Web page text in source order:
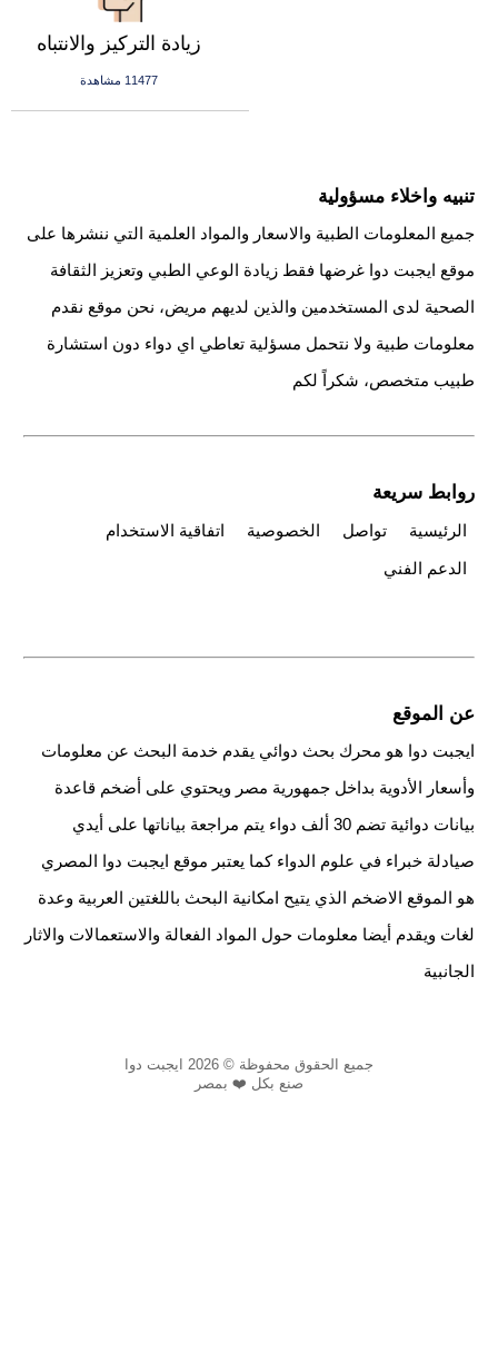
زيادة التركيز والانتباه
11477 مشاهدة
تنبيه واخلاء مسؤولية
جميع المعلومات الطبية والاسعار والمواد العلمية التي ننشرها على
موقع ايجبت دوا غرضها فقط زيادة الوعي الطبي وتعزيز الثقافة
الصحية لدى المستخدمين والذين لديهم مريض، نحن موقع نقدم
معلومات طبية ولا نتحمل مسؤلية تعاطي اي دواء دون استشارة
طبيب متخصص، شكراً لكم
روابط سريعة
الرئيسية تواصل الخصوصية
اتفاقية الاستخدام
الدعم الفني
عن الموقع
ايجبت دوا هو محرك بحث دوائي يقدم خدمة البحث عن معلومات
وأسعار الأدوية بداخل جمهورية مصر ويحتوي على أضخم قاعدة
بيانات دوائية تضم 30 ألف دواء يتم مراجعة بياناتها على أيدي
صيادلة خبراء في علوم الدواء كما يعتبر موقع ايجبت دوا المصري
هو الموقع الاضخم الذي يتيح امكانية البحث باللغتين العربية وعدة
لغات ويقدم أيضا معلومات حول المواد الفعالة والاستعمالات والاثار
الجانبية
جميع الحقوق محفوظة © 2026 ايجبت دوا
صنع بكل ❤️ بمصر